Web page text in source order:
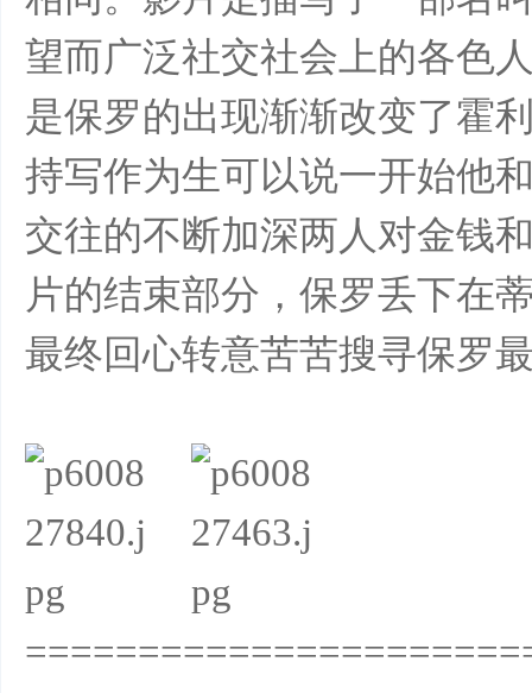
望而广泛社交社会上的各色
是保罗的出现渐渐改变了霍
持写作为生可以说一开始他
交往的不断加深两人对金钱
片的结束部分，保罗丢下在
最终回心转意苦苦搜寻保罗